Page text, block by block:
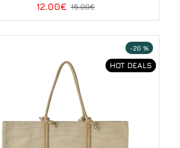
12.00€ 15.00€
HOT DEALS
-20 %